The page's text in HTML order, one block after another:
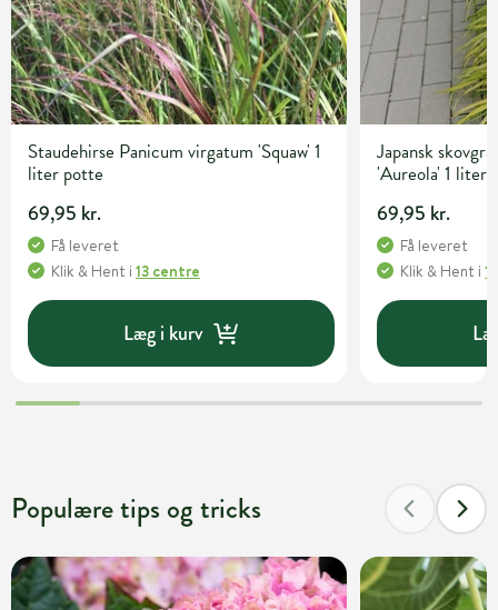
Staudehirse Panicum virgatum 'Squaw' 1
liter potte
69,95 kr.
Få leveret
Klik & Hent i 13 centre
Læg i kurv
Japansk
'Aureola' 1 liter
69,95 kr.
Få leveret
Klik & Hent i
Populære tips og tricks